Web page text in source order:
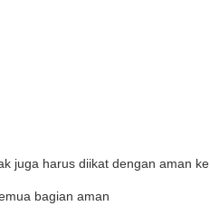
juga harus diikat dengan aman ke
bagian aman